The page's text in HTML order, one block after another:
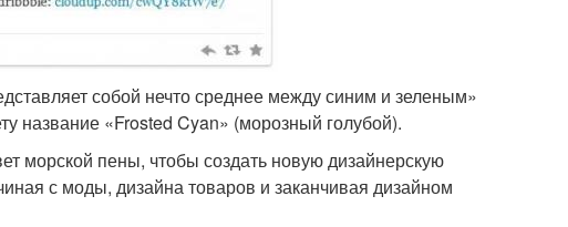
собой нечто среднее между синим и зеленым»
название «Frosted Cyan» (морозный голубой).
морской пены, чтобы создать новую дизайнерскую
с моды, дизайна товаров и заканчивая дизайном